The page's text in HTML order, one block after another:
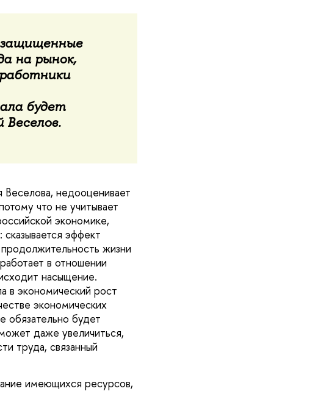
на рынок,
будет
недооценивает
что не учитывает
экономике,
эффект
жизни
в отношении
насыщение.
в экономический рост
экономических
обязательно будет
даже увеличиться,
труда, связанный
имеющихся ресурсов,